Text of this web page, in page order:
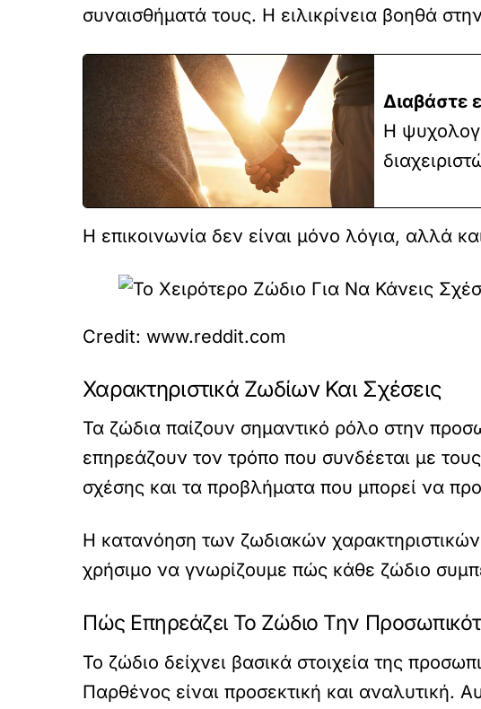
συναισθήματά τους. Η ειλικρίνεια βοηθά
Διαβάστε
Η
Η επικοινωνία δεν είναι μόνο λόγια, αλλά
Credit: www.reddit.com
Χαρακτηριστικά Ζωδίων Και Σχέσεις
Τα ζώδια παίζουν σημαντικό ρόλο στην
επηρεάζουν τον τρόπο που συνδέεται με
σχέσης και τα προβλήματα που μπορεί να
Η κατανόηση των ζωδιακών
χρήσιμο να γνωρίζουμε πώς κάθε ζώδιο
Πώς Επηρεάζει Το Ζώδιο Την
Το ζώδιο δείχνει βασικά στοιχεία της
Παρθένος είναι προσεκτική και αναλυτική.